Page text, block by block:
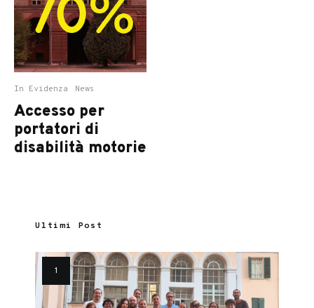
In Evidenza News
Accesso per
portatori di
disabilità motorie
Ultimi Post